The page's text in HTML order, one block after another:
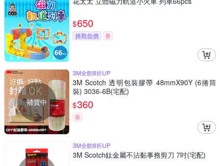
$650
挑戰低價 券
補貨中
3M全館8折UP
3M Scotch 透明包裝膠帶 48mmX90Y (6捲筒
裝) 3036-6B(宅配)
$360
券
3M全館8折UP
3M Scotch鈦金屬不沾黏事務剪刀 7吋(宅配)